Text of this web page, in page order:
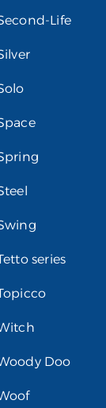
Life
series
Doo